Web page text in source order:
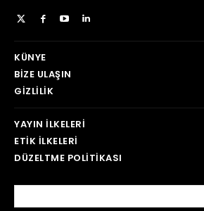
KÜNYE
BIZE ULAŞIN
GIZLILIK
YAYIN İLKELERI
ETIK İLKELERI
DÜZELTME POLITIKASI